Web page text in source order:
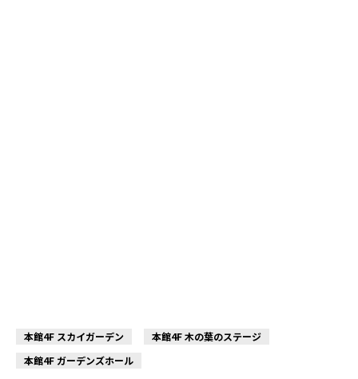
本館4F スカイガーデン
本館4F 木の葉のステージ
本館4F ガーデンズホール